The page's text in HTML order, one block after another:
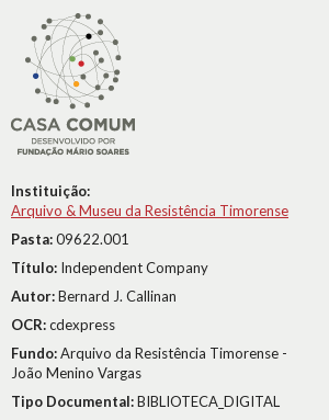
Instituição:
Arquivo & Museu da Resistência Timorense
Pasta:09622.001
Título: Independent Company
Autor:Bernard J. Callinan
OCR:cdexpress
Fundo:Arquivo da Resistência Timorense -
João Menino Vargas
Tipo Documental:BIBLIOTECA_DIGITAL